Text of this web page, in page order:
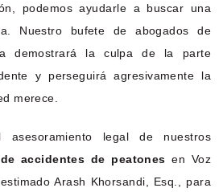
podemos ayudarle a buscar una
Nuestro bufete de abogados de
demostrará la culpa de la parte
y perseguirá agresivamente la
merece.
legal de nuestros
accidentes de peatones en Voz
Arash Khorsandi, Esq., para